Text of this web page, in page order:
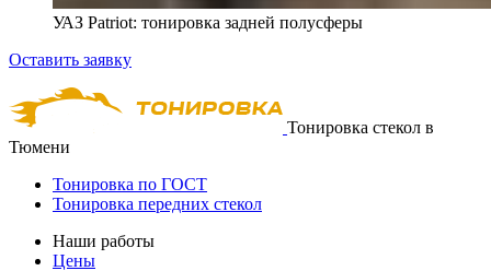
УАЗ Patriot: тонировка задней полусферы
Оставить заявку
Тонировка стекол в
Тюмени
Тонировка по ГОСТ
Тонировка передних стекол
Наши работы
Цены